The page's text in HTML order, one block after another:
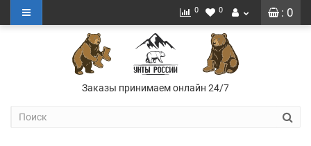
: 0
0 0
Заказы принимаем онлайн 24/7